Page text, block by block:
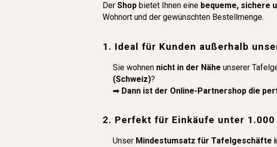
DerShop bietet Ihnen eine bequeme, sichere
Wohnort und der gewünschten Bestellmenge.
1. Ideal für Kunden außerhalb
Sie wohnen nicht in der Nähe unserer
(Schweiz)?
➡ Dann ist der Online-Partnershop die
2. Perfekt für Einkäufe unter 1.000
Unser Mindestumsatz für Tafelgeschäfte